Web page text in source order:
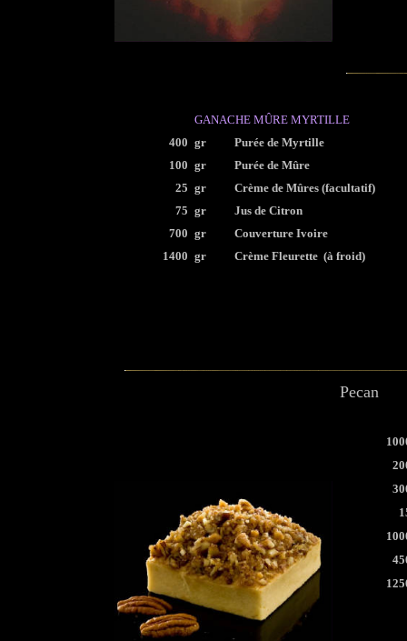
GANACHE MÛRE MYRTILLE
400 gr
Purée de Myrtille
100 gr
Purée de Mûre
25 gr
Crème de Mûres (facultatif)
75 gr
Jus de Citron
700 gr
Couverture Ivoire
1400 gr Crème Fleurette (à froid)
Pecan